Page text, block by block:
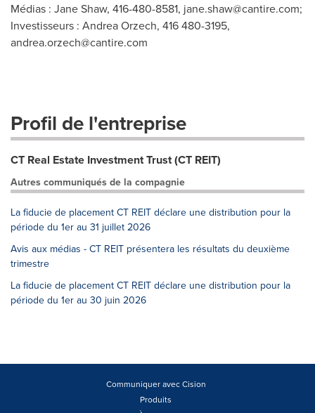
Médias : Jane Shaw, 416-480-8581, jane.shaw@cantire.com;
Investisseurs : Andrea Orzech, 416 480-3195,
andrea.orzech@cantire.com
Profil de l'entreprise
CT Real Estate Investment Trust (CT REIT)
Autres communiqués de la compagnie
La fiducie de placement CT REIT déclare une distribution pour la
période du 1er au 31 juillet 2026
Avis aux médias - CT REIT présentera les résultats du deuxième
trimestre
La fiducie de placement CT REIT déclare une distribution pour la
période du 1er au 30 juin 2026
Communiquer avec Cision
Produits